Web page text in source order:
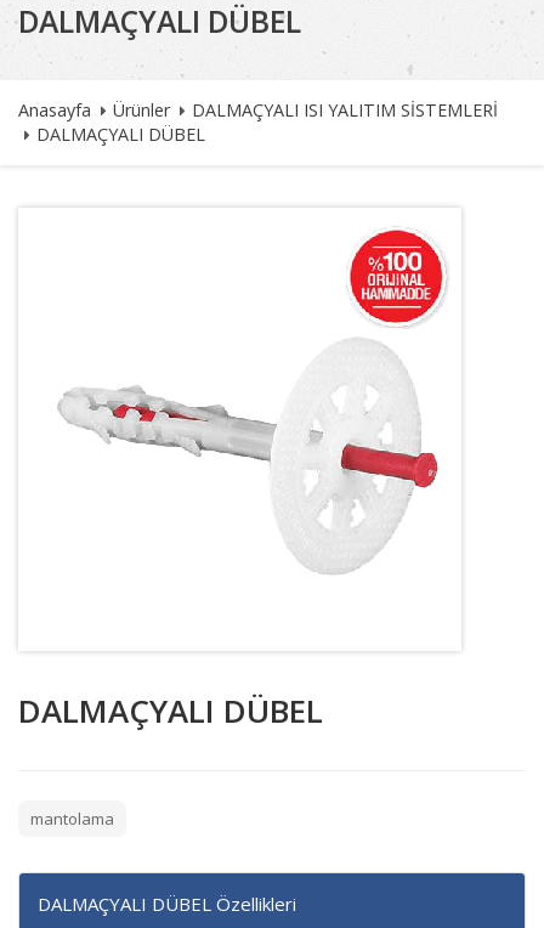
DALMAÇYALI DÜBEL
Anasayfa Ürünler
DALMAÇYALI ISI YALITIM SİSTEMLERİ
DALMAÇYALI DÜBEL
DALMAÇYALI DÜBEL
mantolama
DALMAÇYALI DÜBEL Özellikleri